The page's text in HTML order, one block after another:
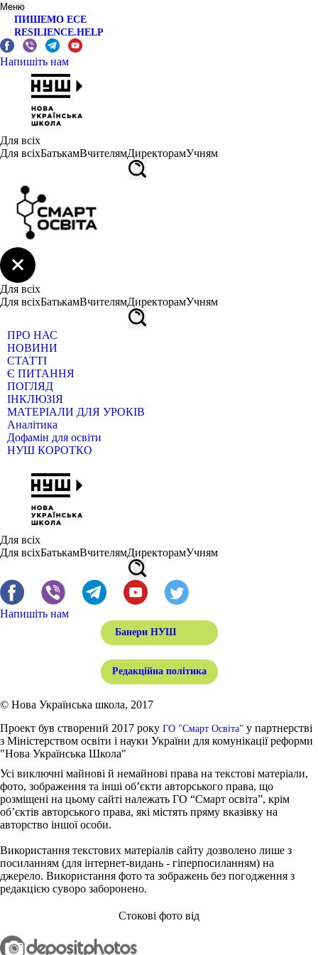
Меню
ПИШЕМО ЕСЕ
RESILIENCE.HELP
Напишіть нам
Для всіх
Для всіхБатькамВчителямДиректорамУчням
Для всіх
Для всіхБатькамВчителямДиректорамУчням
ПРО НАС
НОВИНИ
СТАТТІ
Є ПИТАННЯ
ПОГЛЯД
ІНКЛЮЗІЯ
МАТЕРІАЛИ ДЛЯ УРОКІВ
Аналітика
Дофамін для освіти
НУШ КОРОТКО
Для всіх
Для всіхБатькамВчителямДиректорамУчням
Напишіть нам
Банери НУШ
Редакційна політика
© Нова Українська школа, 2017
Проект був створений 2017 року ГО "Смарт Освіта" у партнерстві
з Міністерством освіти і науки України для комунікації реформи
"Нова Українська Школа"
Усі виключні майнові й немайнові права на текстові матеріали,
фото, зображення та інші об’єкти авторського права, що
розміщені на цьому сайті належать ГО “Смарт освіта”, крім
об’єктів авторського права, які містять пряму вказівку на
авторство іншої особи.
Використання текстових матеріалів сайту дозволено лише з
посиланням (для інтернет-видань - гіперпосиланням) на
джерело. Використання фото та зображень без погодження з
редакцією суворо заборонено.
Стокові фото від